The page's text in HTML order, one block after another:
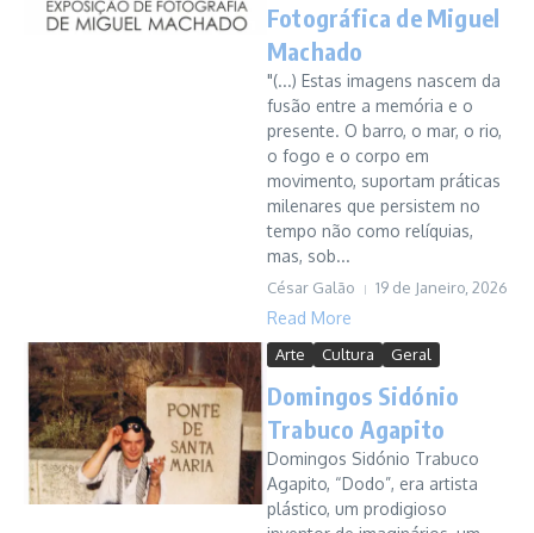
Fotográfica de Miguel
Machado
"(...) Estas imagens nascem da
fusão entre a memória e o
presente. O barro, o mar, o rio,
o fogo e o corpo em
movimento, suportam práticas
milenares que persistem no
tempo não como relíquias,
mas, sob...
César Galão 19 de Janeiro, 2026
Read More
Arte Cultura Geral
Domingos Sidónio
Trabuco Agapito
Domingos Sidónio Trabuco
Agapito, “Dodo”, era artista
plástico, um prodigioso